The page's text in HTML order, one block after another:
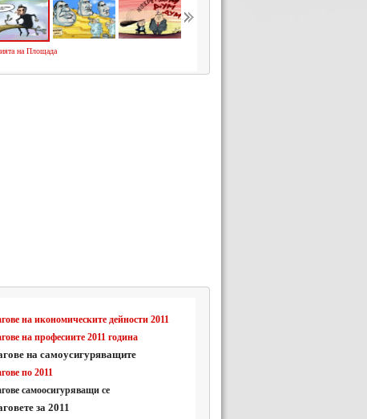
на Площада
на икономическите дейности 2011
на професиите 2011 година
на самоусигуряващите
по 2011
самоосигуряващи се
за 2011